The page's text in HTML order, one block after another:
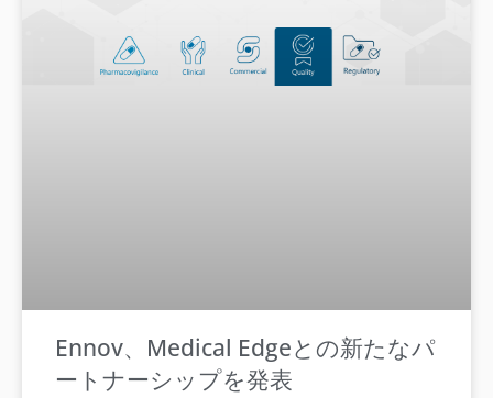
Ennov、Medical Edgeとの新たなパ
ートナーシップを発表